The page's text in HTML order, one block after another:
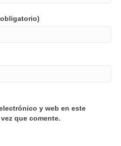
y web en este
que comente.